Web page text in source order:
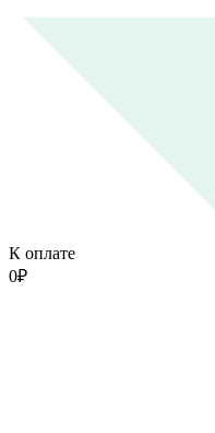
К оплате
0₽